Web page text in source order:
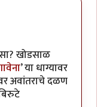
गांडुळंby
खोडसाळ
’ या धाग्यावर
अवांतराचे दळण